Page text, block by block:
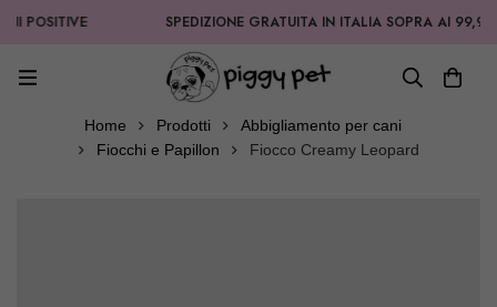
SPEDIZIONE GRATUITA IN ITALIA SOPRA AI 99,90€
Home Prodotti
Abbigliamento per cani
Fiocchi e Papillon
Fiocco Creamy Leopard